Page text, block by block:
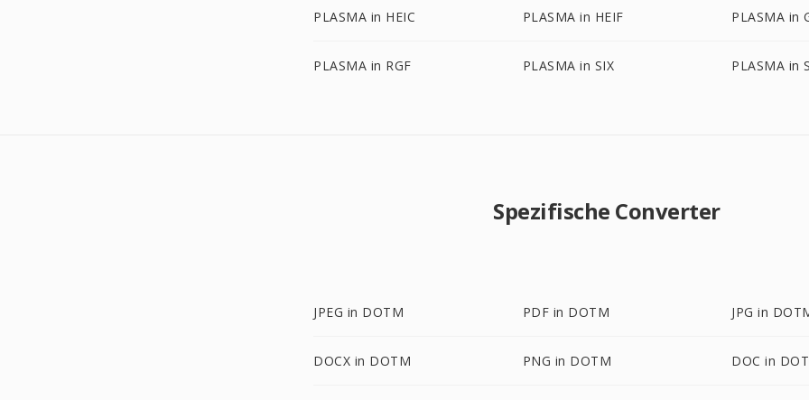
PLASMA in HEIC PLASMA in HEIF PLASMA in
PLASMA in RGF PLASMA in SIX PLASMA in
Spezifische Converter
JPEG in DOTM PDF in DOTM JPG in
DOCX in DOTM PNG in DOTM DOC in